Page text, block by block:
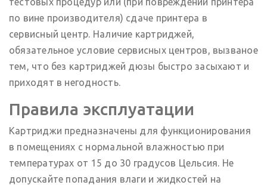
по вине производителя) сдаче принтера в
сервисный центр. Наличие картриджей,
обязательное условие сервисных центров, вызваное
тем, что без картриджей дюзы быстро засыхают и
приходят в негодность.
Правила эксплуатации
Картриджи предназначены для функционирования
в помещениях с нормальной влажностью при
температурах от 15 до 30 градусов Цельсия. Не
допускайте попадания влаги и жидкостей на